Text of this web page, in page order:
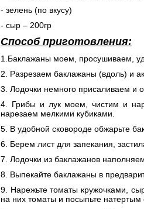
- зелень (по вкусу)
- сыр – 200гр
Способ приготовления:
1.Баклажаны моем, просушиваем,
2. Разрезаем баклажаны (вдоль) и
3. Лодочки немного присаливаем и
4. Грибы и лук моем, чистим и
нарезаем мелкими кубиками.
5. В удобной сковороде обжарьте
6. Берем лист для запекания,
7. Лодочки из баклажанов
8. Выпекайте баклажаны в
9. Нарежьте томаты кружочками,
на них томаты и посыпьте